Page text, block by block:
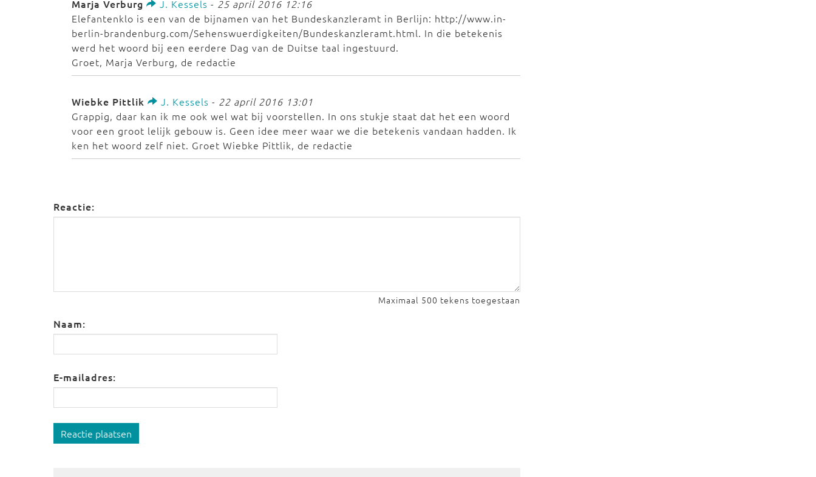
Marja Verburg J. Kessels - 25 april 2016 12:16
Elefantenklo is een van de bijnamen van het Bundeskanzleramt in Berlijn: http://www.in-
berlin-brandenburg.com/Sehenswuerdigkeiten/Bundeskanzleramt.html. In die betekenis
werd het woord bij een eerdere Dag van de Duitse taal ingestuurd.
Groet, Marja Verburg, de redactie
Wiebke Pittlik J. Kessels - 22 april 2016 13:01
Grappig, daar kan ik me ook wel wat bij voorstellen. In ons stukje staat dat het een woord
voor een groot lelijk gebouw is. Geen idee meer waar we die betekenis vandaan hadden. Ik
ken het woord zelf niet. Groet Wiebke Pittlik, de redactie
Reactie:
Maximaal 500 tekens toegestaan
Naam:
E-mailadres:
Reactie plaatsen